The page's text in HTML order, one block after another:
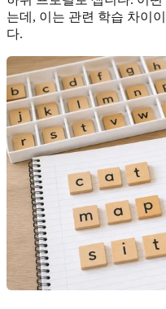
는데, 이는 관련 학습 차이
다.